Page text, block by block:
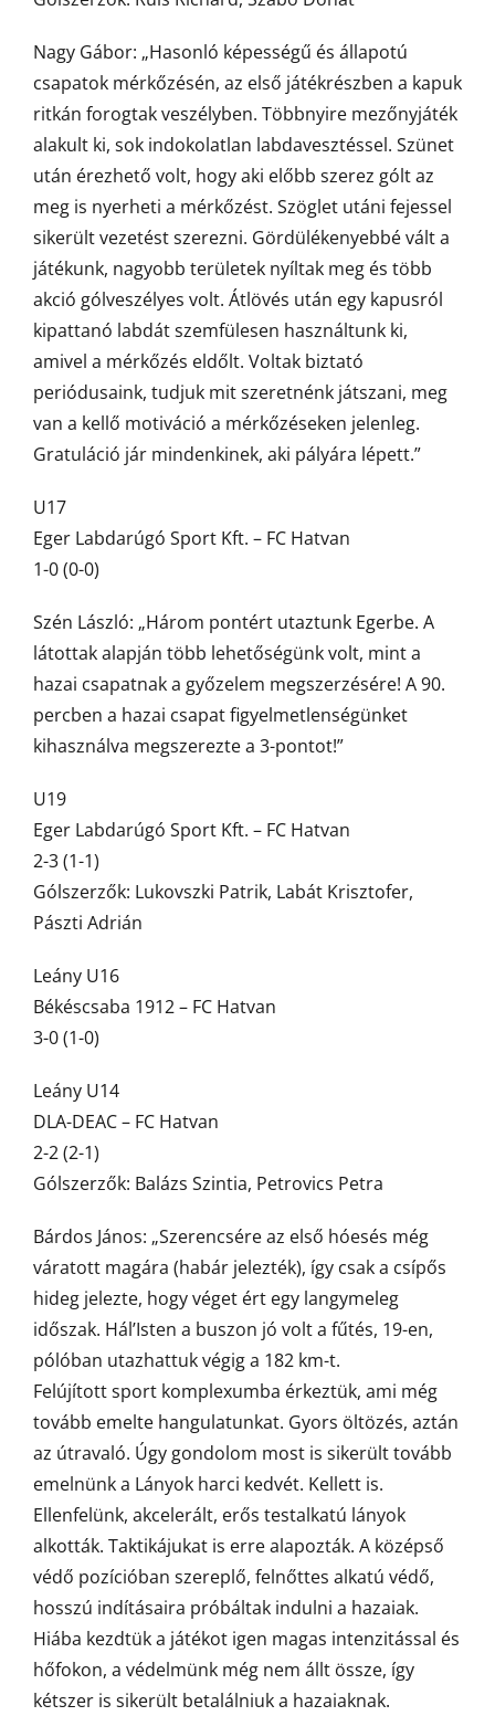
Nagy Gábor: „Hasonló képességű és állapotú
csapatok mérkőzésén, az első játékrészben a kapuk
ritkán forogtak veszélyben. Többnyire mezőnyjáték
alakult ki, sok indokolatlan labdavesztéssel. Szünet
után érezhető volt, hogy aki előbb szerez gólt az
meg is nyerheti a mérkőzést. Szöglet utáni fejessel
sikerült vezetést szerezni. Gördülékenyebbé vált a
játékunk, nagyobb területek nyíltak meg és több
akció gólveszélyes volt. Átlövés után egy kapusról
kipattanó labdát szemfülesen használtunk ki,
amivel a mérkőzés eldőlt. Voltak biztató
periódusaink, tudjuk mit szeretnénk játszani, meg
van a kellő motiváció a mérkőzéseken jelenleg.
Gratuláció jár mindenkinek, aki pályára lépett.”
U17
Eger Labdarúgó Sport Kft. – FC Hatvan
1-0 (0-0)
Szén László: „Három pontért utaztunk Egerbe. A
látottak alapján több lehetőségünk volt, mint a
hazai csapatnak a győzelem megszerzésére! A 90.
percben a hazai csapat figyelmetlenségünket
kihasználva megszerezte a 3-pontot!”
U19
Eger Labdarúgó Sport Kft. – FC Hatvan
2-3 (1-1)
Gólszerzők: Lukovszki Patrik, Labát Krisztofer,
Pászti Adrián
Leány U16
Békéscsaba 1912 – FC Hatvan
3-0 (1-0)
Leány U14
DLA-DEAC – FC Hatvan
2-2 (2-1)
Gólszerzők: Balázs Szintia, Petrovics Petra
Bárdos János: „Szerencsére az első hóesés még
váratott magára (habár jelezték), így csak a csípős
hideg jelezte, hogy véget ért egy langymeleg
időszak. Hál’Isten a buszon jó volt a fűtés, 19-en,
pólóban utazhattuk végig a 182 km-t.
Felújított sport komplexumba érkeztük, ami még
tovább emelte hangulatunkat. Gyors öltözés, aztán
az útravaló. Úgy gondolom most is sikerült tovább
emelnünk a Lányok harci kedvét. Kellett is.
Ellenfelünk, akcelerált, erős testalkatú lányok
alkották. Taktikájukat is erre alapozták. A középső
védő pozícióban szereplő, felnőttes alkatú védő,
hosszú indításaira próbáltak indulni a hazaiak.
Hiába kezdtük a játékot igen magas intenzitással és
hőfokon, a védelmünk még nem állt össze, így
kétszer is sikerült betalálniuk a hazaiaknak.